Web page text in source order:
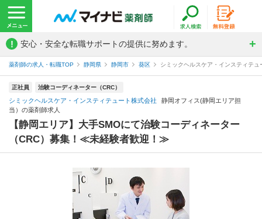
! 安心・安全な転職サポートの提供に努めます。
薬剤師の求人・転職TOP 静岡県 静岡市 葵区 シミックヘルスケア・インスティテ
正社員 治験コーディネーター（CRC）
シミックヘルスケア・インスティテュート株式会社
静岡オフィス(静岡エリア担
当）の薬剤師求人
【静岡エリア】大手SMOにて治験コーディネーター
（CRC）募集！≪未経験者歓迎！≫